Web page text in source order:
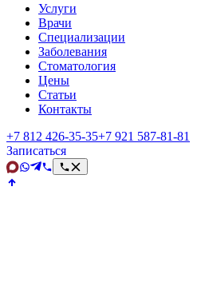
Услуги
Врачи
Специализации
Заболевания
Стоматология
Цены
Статьи
Контакты
+7 812 426‑35‑35+7 921 587‑81‑81
Записаться